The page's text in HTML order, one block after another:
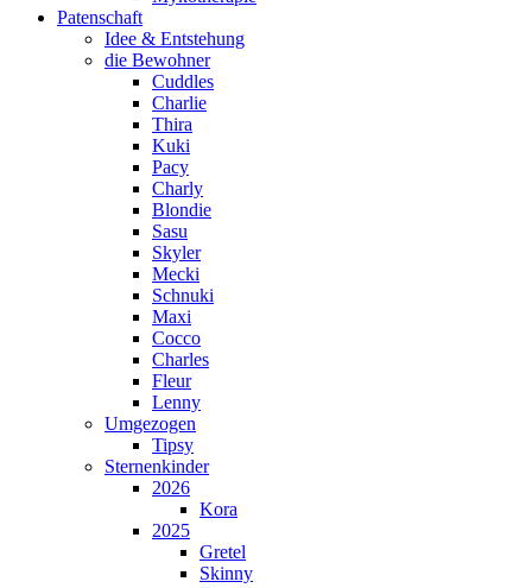
Patenschaft
Idee & Entstehung
die Bewohner
Cuddles
Charlie
Thira
Kuki
Pacy
Charly
Blondie
Sasu
Skyler
Mecki
Schnuki
Maxi
Cocco
Charles
Fleur
Lenny
Umgezogen
Tipsy
Sternenkinder
2026
Kora
2025
Gretel
Skinny